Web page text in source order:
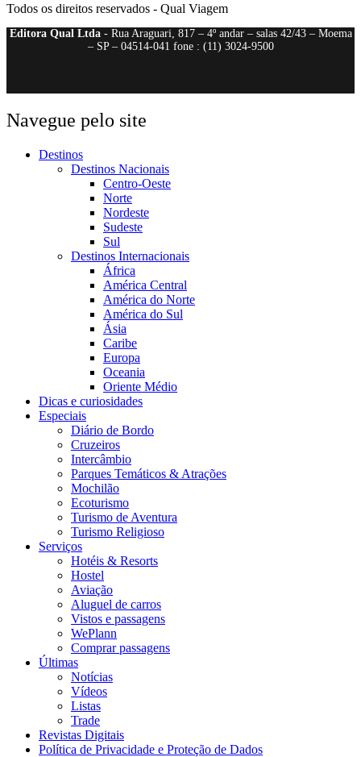
Todos os direitos reservados - Qual Viagem
Editora Qual Ltda- Rua Araguari, 817 – 4º andar – salas 42/43 – Moema
– SP – 04514-041 fone : (11) 3024-9500
Navegue pelo site
Destinos
Destinos Nacionais
Centro-Oeste
Norte
Nordeste
Sudeste
Sul
Destinos Internacionais
África
América Central
América do Norte
América do Sul
Ásia
Caribe
Europa
Oceania
Oriente Médio
Dicas e curiosidades
Especiais
Diário de Bordo
Cruzeiros
Intercâmbio
Parques Temáticos & Atrações
Mochilão
Ecoturismo
Turismo de Aventura
Turismo Religioso
Serviços
Hotéis & Resorts
Hostel
Aviação
Aluguel de carros
Vistos e passagens
WePlann
Comprar passagens
Últimas
Notícias
Vídeos
Listas
Trade
Revistas Digitais
Política de Privacidade e Proteção de Dados